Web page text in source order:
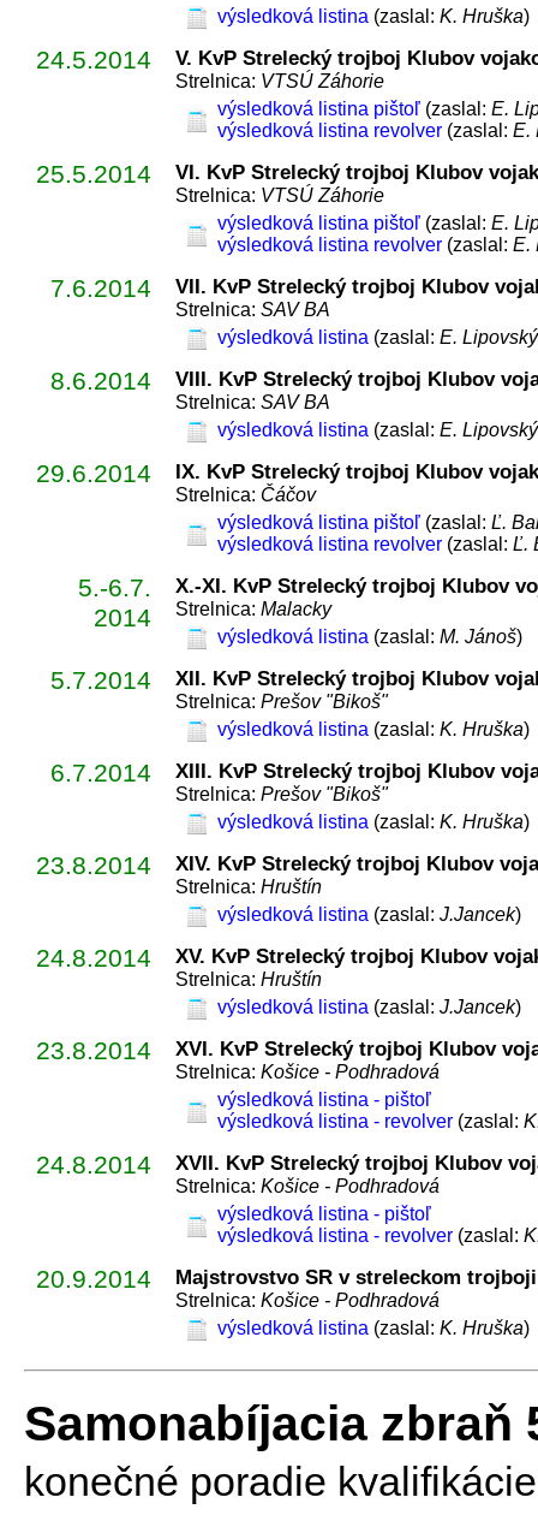
výsledková listina (zaslal: K. Hruška)
24.5.2014 V. KvP Strelecký trojboj Klubov
Strelnica: VTSÚ Záhorie
výsledková listina pištoľ (zaslal: E.
výsledková listina revolver (zaslal: E.
25.5.2014 VI. KvP Strelecký trojboj Klubov
Strelnica: VTSÚ Záhorie
výsledková listina pištoľ (zaslal: E.
výsledková listina revolver (zaslal: E.
7.6.2014 VII. KvP Strelecký trojboj Klubov
Strelnica: SAV BA
výsledková listina (zaslal: E. Lipovský
8.6.2014 VIII. KvP Strelecký trojboj Klubov
Strelnica: SAV BA
výsledková listina (zaslal: E. Lipovský
29.6.2014 IX. KvP Strelecký trojboj Klubov
Strelnica: Čáčov
výsledková listina pištoľ (zaslal: Ľ.
výsledková listina revolver (zaslal: Ľ.
5.-6.7.
2014
X.-XI. KvP Strelecký trojboj Klubov
Strelnica: Malacky
výsledková listina (zaslal: M. Jánoš)
5.7.2014 XII. KvP Strelecký trojboj Klubov
Strelnica: Prešov "Bikoš"
výsledková listina (zaslal: K. Hruška)
6.7.2014 XIII. KvP Strelecký trojboj Klubov
Strelnica: Prešov "Bikoš"
výsledková listina (zaslal: K. Hruška)
23.8.2014 XIV. KvP Strelecký trojboj Klubov
Strelnica: Hruštín
výsledková listina (zaslal: J.Jancek)
24.8.2014 XV. KvP Strelecký trojboj Klubov
Strelnica: Hruštín
výsledková listina (zaslal: J.Jancek)
23.8.2014 XVI. KvP Strelecký trojboj Klubov
Strelnica: Košice - Podhradová
výsledková listina - pištoľ
výsledková listina - revolver (zaslal:
24.8.2014 XVII. KvP Strelecký trojboj Klubov
Strelnica: Košice - Podhradová
výsledková listina - pištoľ
výsledková listina - revolver (zaslal:
20.9.2014 Majstrovstvo SR v streleckom trojboji
Strelnica: Košice - Podhradová
výsledková listina (zaslal: K. Hruška)
Samonabíjacia zbraň
konečné poradie kvalifikácie